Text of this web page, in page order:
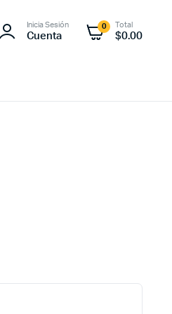
Inicia Sesión
Cuenta
0 Total
$0.00